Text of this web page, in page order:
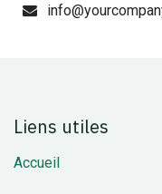
Liens utiles
Accueil